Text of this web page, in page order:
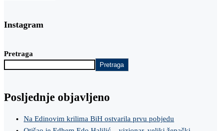
Instagram
Pretraga
Pretraga
Posljednje objavljeno
Na Edinovim krilima BiH ostvarila prvu pobjedu